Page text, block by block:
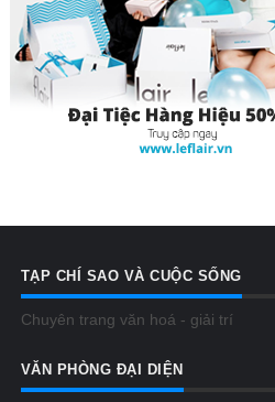
TẠP CHÍ SAO VÀ CUỘC SỐNG
Chuyên trang văn hoá - giải trí
VĂN PHÒNG ĐẠI DIỆN